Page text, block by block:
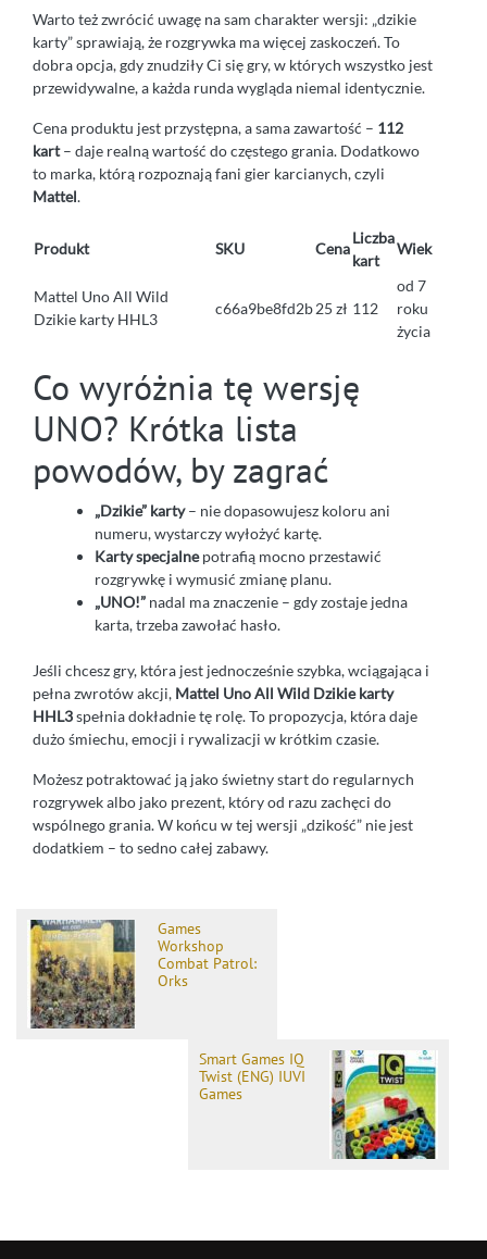
Warto też zwrócić uwagę na sam charakter wersji: „dzikie
karty” sprawiają, że rozgrywka ma więcej zaskoczeń. To
dobra opcja, gdy znudziły Ci się gry, w których wszystko jest
przewidywalne, a każda runda wygląda niemal identycznie.
Cena produktu jest przystępna, a sama zawartość – 112
kart– daje realną wartość do częstego grania. Dodatkowo
to marka, którą rozpoznają fani gier karcianych, czyli
Mattel.
Produkt SKU Cena
Liczba
kart
Wiek
Mattel Uno All Wild
Dzikie karty HHL3
c66a9be8fd2b25 zł 112
od 7
roku
życia
Co wyróżnia tę wersję
UNO? Krótka lista
powodów, by zagrać
„Dzikie” karty– nie dopasowujesz koloru ani
numeru, wystarczy wyłożyć kartę.
Karty specjalnepotrafią mocno przestawić
rozgrywkę i wymusić zmianę planu.
„UNO!” nadal ma znaczenie – gdy zostaje jedna
karta, trzeba zawołać hasło.
Jeśli chcesz gry, która jest jednocześnie szybka, wciągająca i
pełna zwrotów akcji, Mattel Uno All Wild Dzikie karty
HHL3spełnia dokładnie tę rolę. To propozycja, która daje
dużo śmiechu, emocji i rywalizacji w krótkim czasie.
Możesz potraktować ją jako świetny start do regularnych
rozgrywek albo jako prezent, który od razu zachęci do
wspólnego grania. W końcu w tej wersji „dzikość” nie jest
dodatkiem – to sedno całej zabawy.
Games
Workshop
Combat Patrol:
Orks
Smart Games IQ
Twist (ENG) IUVI
Games